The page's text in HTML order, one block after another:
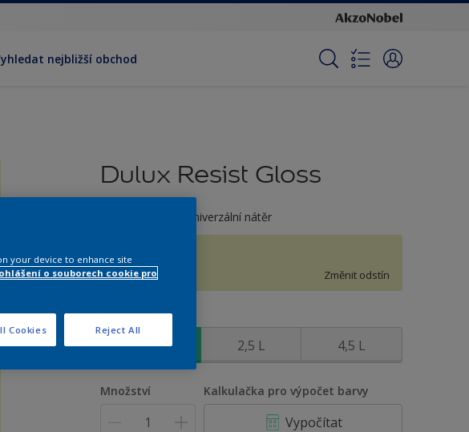
nejbližší obchod
Dulux Resist Gloss
Rozpouštědlový univerzální nátěr
H2.16.85
Změnit odstín
Velikost
0,7 L 2,5 L 4,5 L
Množství Kalkulačka pro výpočet barvy
Vypočítat
your device to enhance site
o souborech cookie pro
Reject All
Cookies